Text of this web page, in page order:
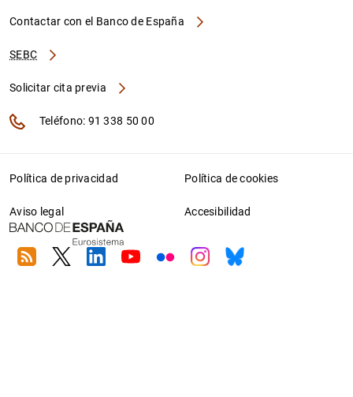
Contactar con el Banco de España
SEBC
Solicitar cita previa
Teléfono: 91 338 50 00
Política de privacidad Política de cookies
Aviso legal Accesibilidad
RSS TwitterLinkedin
YoutubeFlickrInstagram
Bluesky